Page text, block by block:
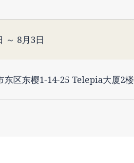
～ 8月3日
东区东樱1-14-25 Telepia大厦2楼